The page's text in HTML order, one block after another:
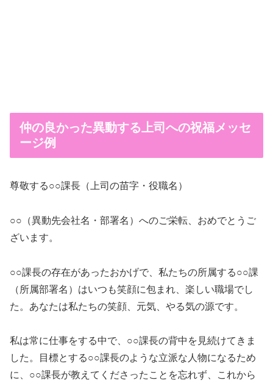
仲の良かった異動する上司への祝福メッセ
ージ例
尊敬する○○課長（上司の苗字・役職名）
○○（異動先会社名・部署名）へのご栄転、おめでとうご
ざいます。
○○課長の存在があったおかげで、私たちの所属する○○課
（所属部署名）はいつも笑顔に包まれ、楽しい職場でし
た。あなたは私たちの笑顔、元気、やる気の源です。
私は常に仕事をする中で、○○課長の背中を見続けてきま
した。目標とする○○課長のような立派な人物になるため
に、○○課長が教えてくださったことを忘れず、これから